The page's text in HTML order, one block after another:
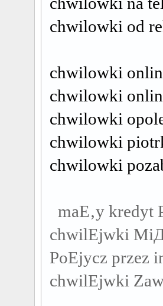
chwilowki od
chwilowki
chwilowki
chwilowki
chwilowki
chwilowki
maЕ‚y kredyt
chwilЕјwki
PoЕјycz przez
chwilЕјwki